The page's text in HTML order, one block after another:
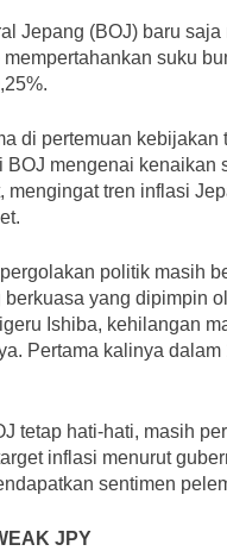
Jepang (BOJ) baru saja
mempertahankan suku
di pertemuan kebijakan
BOJ mengenai kenaikan
mengingat tren inflasi
politik masih
berkuasa yang dipimpin
Ishiba, kehilangan
Pertama kalinya dalam
tetap hati-hati, masih
inflasi menurut
sentimen
JPY